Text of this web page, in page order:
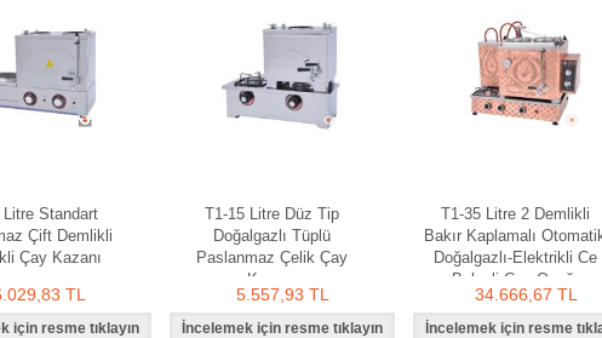
Litre Standart
Çift Demlikli
Çay Kazanı
TL
T1-15 Litre Düz Tip
Doğalgazlı Tüplü
Paslanmaz Çelik Çay
Kazanı
5.557,93 TL
T1-35 Litre 2 Demlikli
Bakır Kaplamalı
Doğalgazlı-Elektrikli Ce
Belgeli Çay Ocağı
34.666,67 TL